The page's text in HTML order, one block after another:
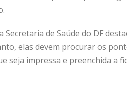
de Saúde do DF
elas devem procurar os
seja impressa e preenchida a